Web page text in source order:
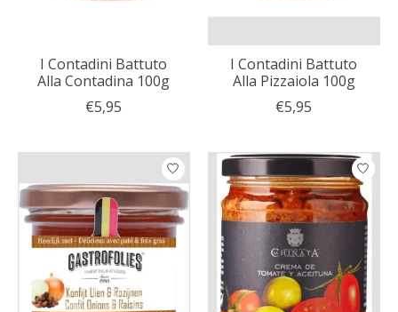
I Contadini Battuto
Alla Contadina 100g
€5,95
I Contadini Battuto
Alla Pizzaiola 100g
€5,95